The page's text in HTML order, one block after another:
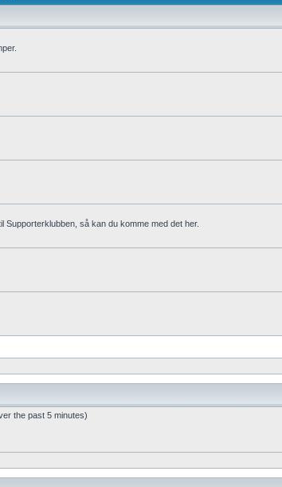
så kan du komme med det her.
the past 5 minutes)